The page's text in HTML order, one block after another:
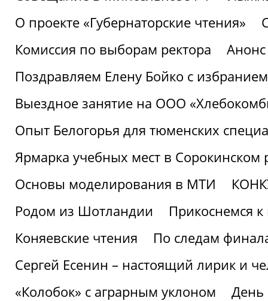
О проекте «Губернаторские чтения»
Комиссия по выборам ректора
Поздравляем Елену Бойко с
Выездное занятие на ООО
Опыт Белогорья для тюменских
Ярмарка учебных мест в Сорокинском
Основы моделирования в МТИ
Родом из Шотландии
Прикоснемся
Коняевские чтения
По следам
Сергей Есенин – настоящий лирик и
«Колобок» с аграрным уклоном
День